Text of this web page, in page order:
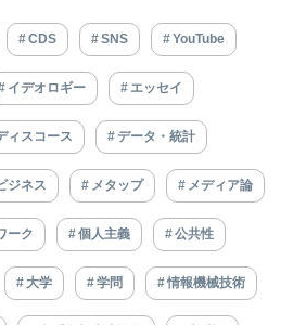
CDS SNS YouTube
イデオロギー エッセイ
ィスコース データ・統計
ジネス メタップ メディア論
ーク 個人主義 公共性
大学 学問 情報機械技術